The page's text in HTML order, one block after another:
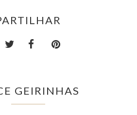
GEIRINHAS